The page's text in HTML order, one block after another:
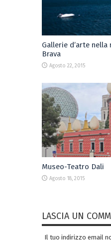
Gallerie d’arte
Brava
Agosto 22, 2015
Museo-Teatro Dali
Agosto 18, 2015
LASCIA UN
Il tuo indirizzo email